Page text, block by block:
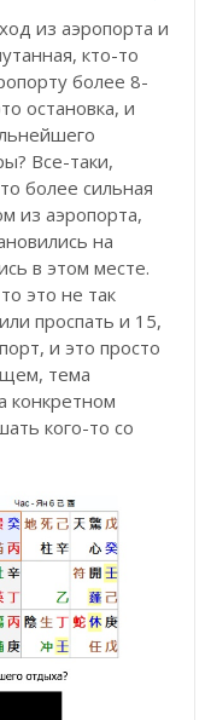
из аэропорта и
кто-то
более 8-
остановка, и
Все-таки,
более сильная
из аэропорта,
на
в этом месте.
это не так
проспать и 15,
и это просто
тема
конкретном
кого-то со